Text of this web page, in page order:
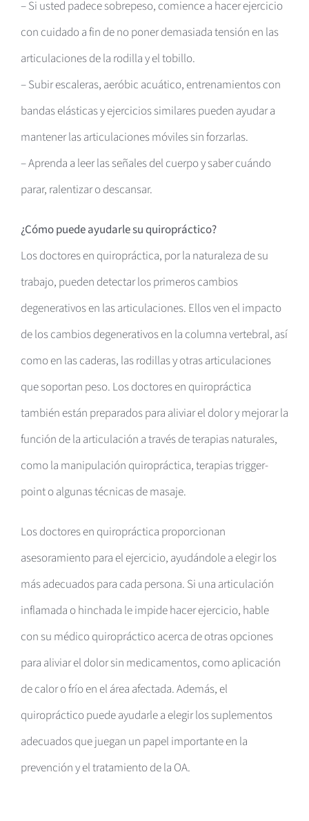
– Si usted padece sobrepeso, comience a hacer ejercicio
con cuidado a fin de no poner demasiada tensión en las
articulaciones de la rodilla y el tobillo.
– Subir escaleras, aeróbic acuático, entrenamientos con
bandas elásticas y ejercicios similares pueden ayudar a
mantener las articulaciones móviles sin forzarlas.
– Aprenda a leer las señales del cuerpo y saber cuándo
parar, ralentizar o descansar.
¿Cómo puede ayudarle su quiropráctico?
Los doctores en quiropráctica, por la naturaleza de su
trabajo, pueden detectar los primeros cambios
degenerativos en las articulaciones. Ellos ven el impacto
de los cambios degenerativos en la columna vertebral, así
como en las caderas, las rodillas y otras articulaciones
que soportan peso. Los doctores en quiropráctica
también están preparados para aliviar el dolor y mejorar la
función de la articulación a través de terapias naturales,
como la manipulación quiropráctica, terapias trigger-
point o algunas técnicas de masaje.
Los doctores en quiropráctica proporcionan
asesoramiento para el ejercicio, ayudándole a elegir los
más adecuados para cada persona. Si una articulación
inflamada o hinchada le impide hacer ejercicio, hable
con su médico quiropráctico acerca de otras opciones
para aliviar el dolor sin medicamentos, como aplicación
de calor o frío en el área afectada. Además, el
quiropráctico puede ayudarle a elegir los suplementos
adecuados que juegan un papel importante en la
prevención y el tratamiento de la OA.